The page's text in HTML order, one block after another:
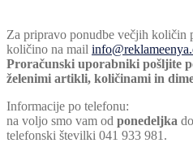
Za pripravo ponudbe večjih količin
količino na mail
Proračunski uporabniki pošljite
želenimi artikli, količinami in
Informacije po telefonu:
na voljo smo vam od ponedeljka do
telefonski številki 041 933 981.